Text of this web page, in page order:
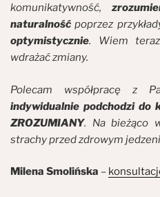
komunikatywność,
naturalność poprzez
optymistycznie. Wiem
wdrażać zmiany.
Polecam współpracę z
indywidualnie podchodzi do
ZROZUMIANY. Na bieżąco
strachy przed zdrowym
Milena Smolińska –